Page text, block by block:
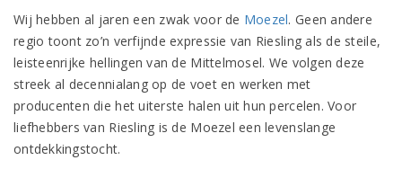
Wij hebben al jaren een zwak voor de Moezel. Geen andere
regio toont zo’n verfijnde expressie van Riesling als de steile,
leisteenrijke hellingen van de Mittelmosel. We volgen deze
streek al decennialang op de voet en werken met
producenten die het uiterste halen uit hun percelen. Voor
liefhebbers van Riesling is de Moezel een levenslange
ontdekkingstocht.